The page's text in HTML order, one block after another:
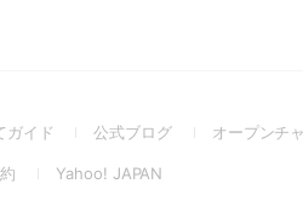
ガイド
(Open
a
公式ブログ
(Openオープンチ
(OpenYahoo! JAPAN